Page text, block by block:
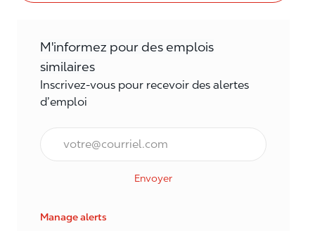
M'informez pour des emplois
similaires
Inscrivez-vous pour recevoir des alertes
d’emploi
Courriel*
Envoyer
Manage alerts